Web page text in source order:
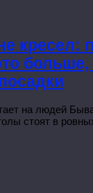
кресел:
больше,
на людей
стоят в